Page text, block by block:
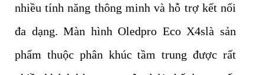
nhiều tính năng thông minh và hỗ trợ kết nối
đa dạng. Màn hình Oledpro Eco X4slà sản
phẩm thuộc phân khúc tầm trung được rất